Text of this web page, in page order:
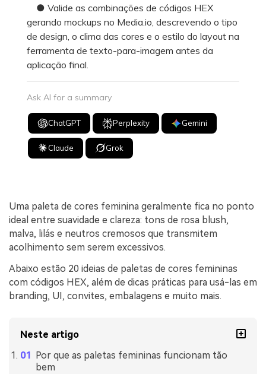
● Valide as combinações de códigos HEX
gerando mockups no Media.io, descrevendo o tipo
de design, o clima das cores e o estilo do layout na
ferramenta de texto-para-imagem antes da
aplicação final.
Ask AI for a summary
ChatGPT Perplexity Gemini
Claude Grok
Uma paleta de cores feminina geralmente fica no ponto
ideal entre suavidade e clareza: tons de rosa blush,
malva, lilás e neutros cremosos que transmitem
acolhimento sem serem excessivos.
Abaixo estão 20 ideias de paletas de cores femininas
com códigos HEX, além de dicas práticas para usá-las em
branding, UI, convites, embalagens e muito mais.
Neste artigo
Por que as paletas femininas funcionam tão
bem